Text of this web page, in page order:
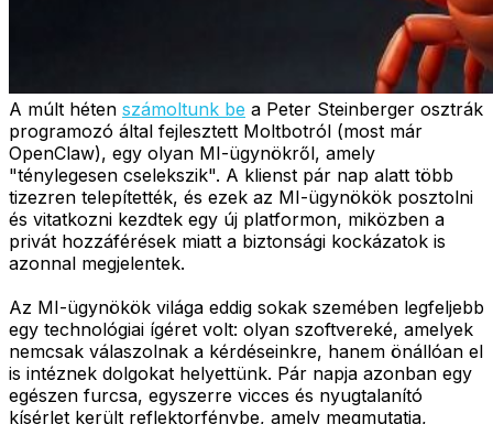
A múlt héten számoltunk be a Peter Steinberger osztrák
programozó által fejlesztett Moltbotról (most már
OpenClaw), egy olyan MI-ügynökről, amely
"ténylegesen cselekszik". A klienst pár nap alatt több
tizezren telepítették, és ezek az MI-ügynökök posztolni
és vitatkozni kezdtek egy új platformon, miközben a
privát hozzáférések miatt a biztonsági kockázatok is
azonnal megjelentek.
Az MI-ügynökök világa eddig sokak szemében legfeljebb
egy technológiai ígéret volt: olyan szoftvereké, amelyek
nemcsak válaszolnak a kérdéseinkre, hanem önállóan el
is intéznek dolgokat helyettünk. Pár napja azonban egy
egészen furcsa, egyszerre vicces és nyugtalanító
kísérlet került reflektorfénybe, amely megmutatja,